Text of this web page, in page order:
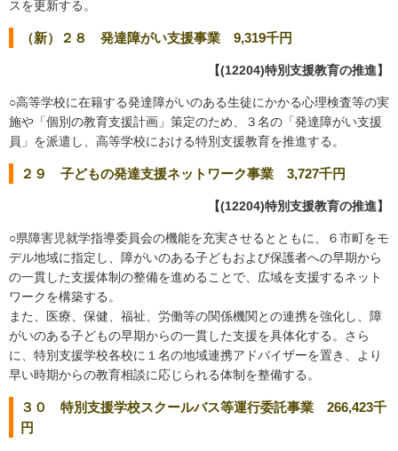
スを更新する。
（新）２８ 発達障がい支援事業 9,319千円
【(12204)特別支援教育の推進】
○高等学校に在籍する発達障がいのある生徒にかかる心理検査等の実
施や「個別の教育支援計画」策定のため、３名の「発達障がい支援
員」を派遣し、高等学校における特別支援教育を推進する。
２９ 子どもの発達支援ネットワーク事業 3,727千円
【(12204)特別支援教育の推進】
○県障害児就学指導委員会の機能を充実させるとともに、６市町をモ
デル地域に指定し、障がいのある子どもおよび保護者への早期から
の一貫した支援体制の整備を進めることで、広域を支援するネット
ワークを構築する。
また、医療、保健、福祉、労働等の関係機関との連携を強化し、障
がいのある子どもの早期からの一貫した支援を具体化する。さら
に、特別支援学校各校に１名の地域連携アドバイザーを置き、より
早い時期からの教育相談に応じられる体制を整備する。
３０ 特別支援学校スクールバス等運行委託事業 266,423千
円